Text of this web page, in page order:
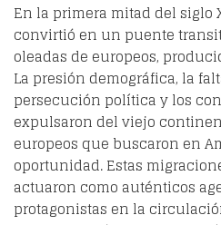
En la primera mitad del siglo
convirtió en un puente
oleadas de europeos,
La presión demográfica, la
persecución política y los
expulsaron del viejo
europeos que buscaron en
oportunidad. Estas
actuaron como auténticos
protagonistas en la